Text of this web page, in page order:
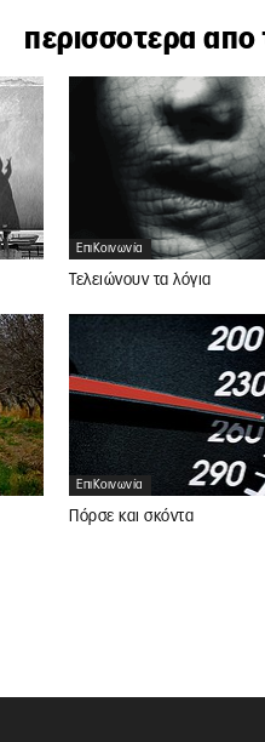
περισσοτερα απο
ΕπιΚοινωνία
Τελειώνουν τα λόγια
ΕπιΚοινωνία
Πόρσε και σκόντα